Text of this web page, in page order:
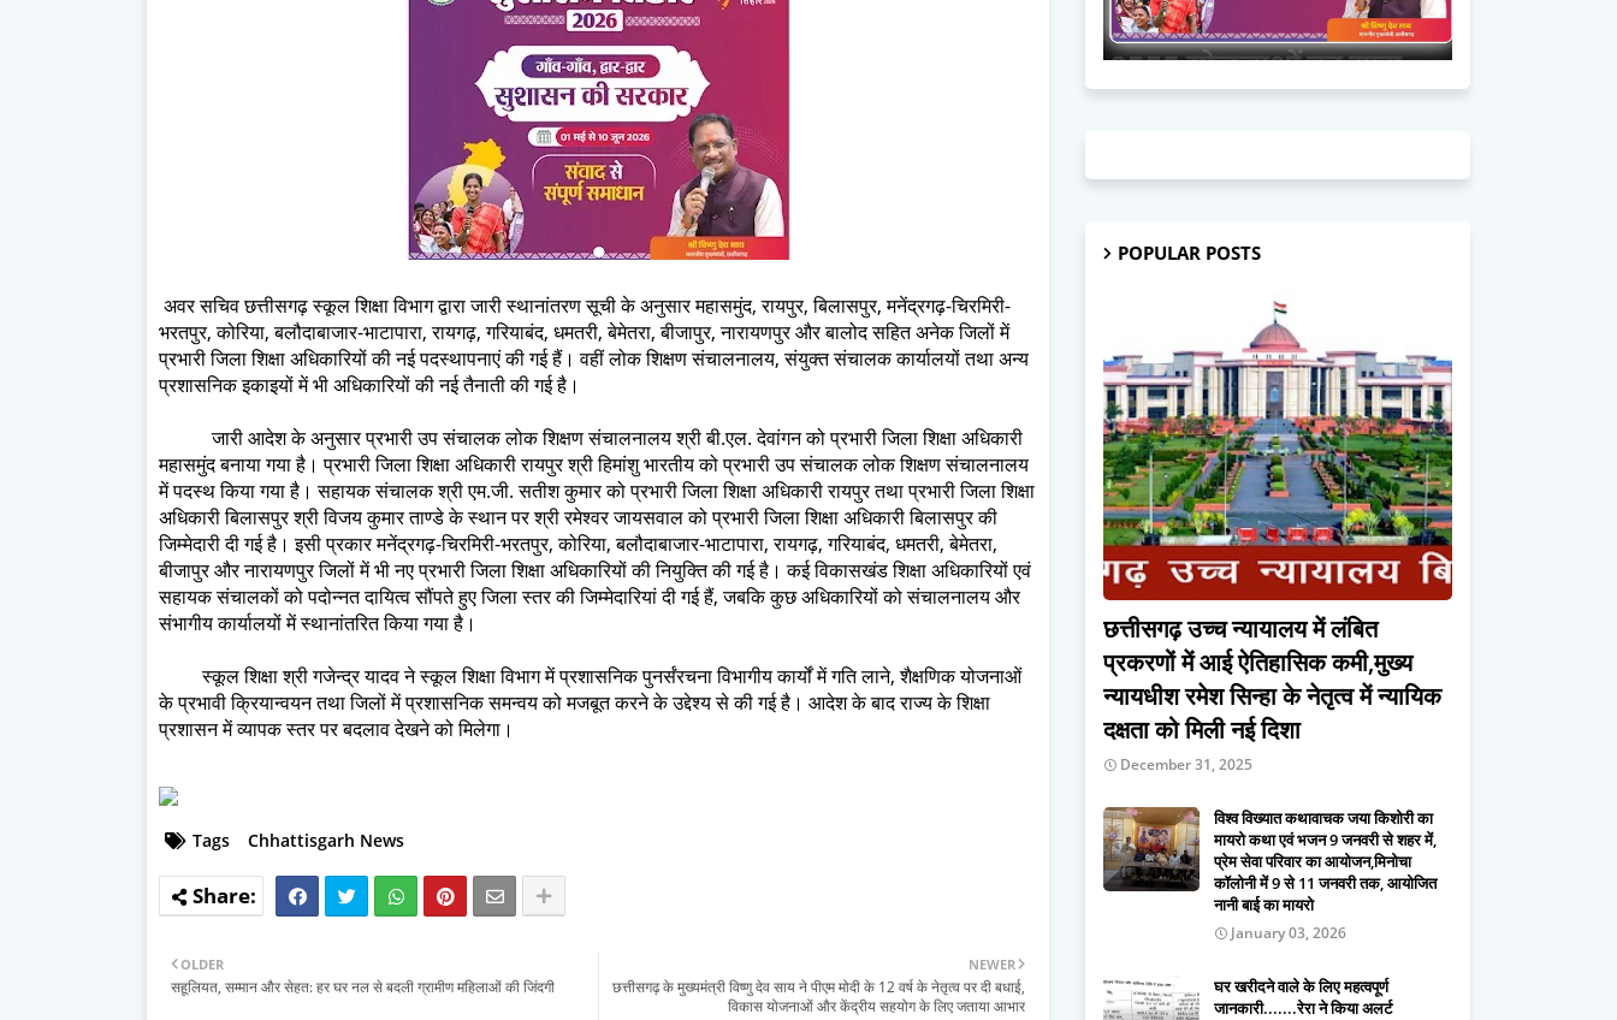
अवर सचिव छत्तीसगढ़ स्कूल शिक्षा विभाग द्वारा जारी स्थानांतरण सूची के अनुसार महासमुंद, रायपुर, बिलासपुर, मनेंद्रगढ़-चिरमिरी-
भरतपुर, कोरिया, बलौदाबाजार-भाटापारा, रायगढ़, गरियाबंद, धमतरी, बेमेतरा, बीजापुर, नारायणपुर और बालोद सहित अनेक जिलों में
प्रभारी जिला शिक्षा अधिकारियों की नई पदस्थापनाएं की गई हैं। वहीं लोक शिक्षण संचालनालय, संयुक्त संचालक कार्यालयों तथा अन्य
प्रशासनिक इकाइयों में भी अधिकारियों की नई तैनाती की गई है।
जारी आदेश के अनुसार प्रभारी उप संचालक लोक शिक्षण संचालनालय श्री बी.एल. देवांगन को प्रभारी जिला शिक्षा अधिकारी
महासमुंद बनाया गया है। प्रभारी जिला शिक्षा अधिकारी रायपुर श्री हिमांशु भारतीय को प्रभारी उप संचालक लोक शिक्षण संचालनालय
में पदस्थ किया गया है। सहायक संचालक श्री एम.जी. सतीश कुमार को प्रभारी जिला शिक्षा अधिकारी रायपुर तथा प्रभारी जिला शिक्षा
अधिकारी बिलासपुर श्री विजय कुमार ताण्डे के स्थान पर श्री रमेश्वर जायसवाल को प्रभारी जिला शिक्षा अधिकारी बिलासपुर की
जिम्मेदारी दी गई है। इसी प्रकार मनेंद्रगढ़-चिरमिरी-भरतपुर, कोरिया, बलौदाबाजार-भाटापारा, रायगढ़, गरियाबंद, धमतरी, बेमेतरा,
बीजापुर और नारायणपुर जिलों में भी नए प्रभारी जिला शिक्षा अधिकारियों की नियुक्ति की गई है। कई विकासखंड शिक्षा अधिकारियों एवं
सहायक संचालकों को पदोन्नत दायित्व सौंपते हुए जिला स्तर की जिम्मेदारियां दी गई हैं, जबकि कुछ अधिकारियों को संचालनालय और
संभागीय कार्यालयों में स्थानांतरित किया गया है।
स्कूल शिक्षा श्री गजेन्द्र यादव ने स्कूल शिक्षा विभाग में प्रशासनिक पुनर्संरचना विभागीय कार्यों में गति लाने, शैक्षणिक योजनाओं
के प्रभावी क्रियान्वयन तथा जिलों में प्रशासनिक समन्वय को मजबूत करने के उद्देश्य से की गई है। आदेश के बाद राज्य के शिक्षा
प्रशासन में व्यापक स्तर पर बदलाव देखने को मिलेगा।
Tags Chhattisgarh News
NEWER
छत्तीसगढ़ के मुख्यमंत्री विष्णु देव साय ने पीएम मोदी के 12 वर्ष के नेतृत्व पर दी बधाई,
विकास योजनाओं और केंद्रीय सहयोग के लिए जताया आभार
OLDER
सहूलियत, सम्मान और सेहत: हर घर नल से बदली ग्रामीण महिलाओं की जिंदगी
POPULAR POSTS
छत्तीसगढ़ उच्च न्यायालय में लंबित
प्रकरणों में आई ऐतिहासिक कमी,मुख्य
न्यायधीश रमेश सिन्हा के नेतृत्व में न्यायिक
दक्षता को मिली नई दिशा
December 31, 2025
विश्व विख्यात कथावाचक जया किशोरी का
मायरो कथा एवं भजन 9 जनवरी से शहर में,
प्रेम सेवा परिवार का आयोजन,मिनोचा
कॉलोनी में 9 से 11 जनवरी तक, आयोजित
नानी बाई का मायरो
January 03, 2026
घर खरीदने वाले के लिए महत्वपूर्ण
जानकारी.......रेरा ने किया अलर्ट